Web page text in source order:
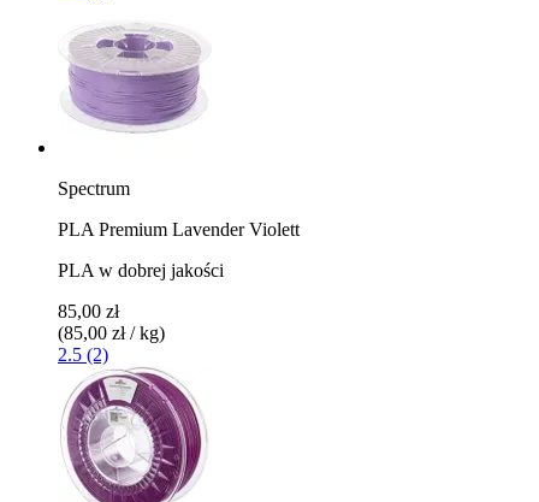
Spectrum
PLA Premium Lavender Violett
PLA w dobrej jakości
85,00 zł
(85,00 zł / kg)
2.5 (2)